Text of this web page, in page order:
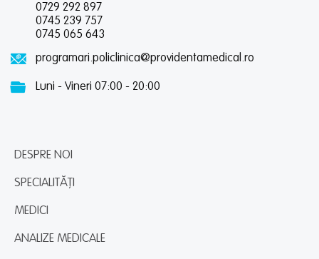
0729 292 897
0745 239 757
0745 065 643
programari.policlinica@providentamedical.ro
Luni - Vineri 07:00 - 20:00
DESPRE NOI
SPECIALITĂȚI
MEDICI
ANALIZE MEDICALE